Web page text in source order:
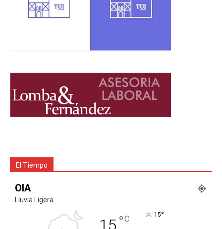
El Tiempo
OIA
Lluvia Ligera
°C 15°